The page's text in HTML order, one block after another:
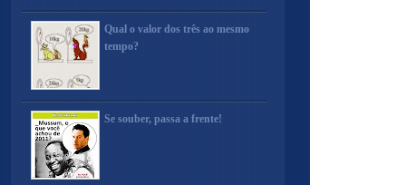
Qual o valor dos três ao mesmo
tempo?
Se souber, passa a frente!